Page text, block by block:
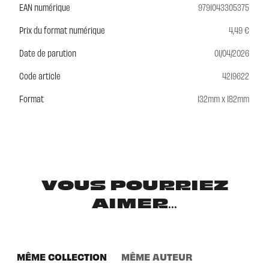
EAN numérique
9791043305375
Prix du format numérique
4,49 €
Date de parution
01/04/2026
Code article
4219622
Format
132mm x 182mm
VOUS POURRIEZ
AIMER...
MÊME COLLECTION MÊME AUTEUR